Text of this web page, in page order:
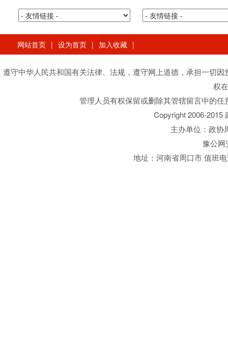
网站首页 | 设为首页 | 加入收藏 |
遵守中华人民共和国有关法律、法规，遵守网上道德，承担一切
权
管理人员有权保留或删除其管辖留言中的
Copyright 2006-2015
主办单位：政协
豫公网
地址：河南省周口市 值班